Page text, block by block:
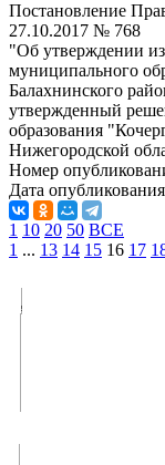
Постановление
27.10.2017 № 768
"Об утверждении
муниципального
Балахнинского
утвержденный
образования
Нижегородской
Номер
Дата
1 10 20 50 ВСЕ
1 ... 13 14 15 16 17